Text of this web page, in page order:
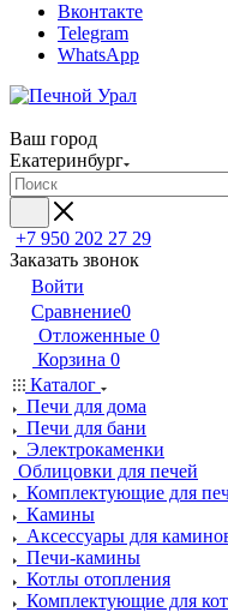
Вконтакте
Telegram
WhatsApp
Ваш город
Екатеринбург
+7 950 202 27 29
Заказать звонок
Войти
Сравнение0
Отложенные 0
Корзина 0
Каталог
Печи для дома
Печи для бани
Электрокаменки
Облицовки для печей
Комплектующие для
Камины
Аксессуары для
Печи-камины
Котлы отопления
Комплектующие для